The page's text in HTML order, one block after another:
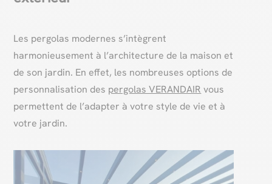
Les pergolas modernes s’intègrent
harmonieusement à l’architecture de la maison et
de son jardin. En effet, les nombreuses options de
personnalisation des pergolas VERANDAIR vous
permettent de l’adapter à votre style de vie et à
votre jardin.